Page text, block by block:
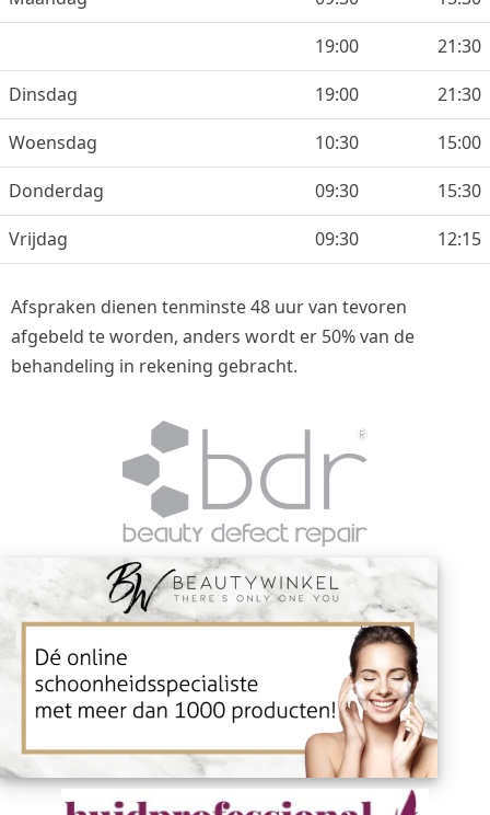
19:00
21:30
Dinsdag
19:00
21:30
Woensdag
10:30
15:00
Donderdag
09:30
15:30
Vrijdag
09:30 12:15
Afspraken dienen tenminste 48 uur van tevoren
afgebeld te worden, anders wordt er 50% van de
behandeling in rekening gebracht.